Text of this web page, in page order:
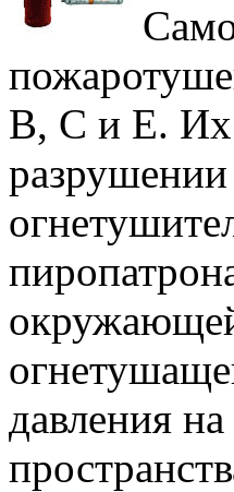
В, С и Е. Их
разрушении
давления